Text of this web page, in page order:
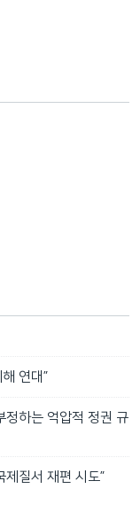
연대”
정하는 억압적 정권 규
제질서 재편 시도”